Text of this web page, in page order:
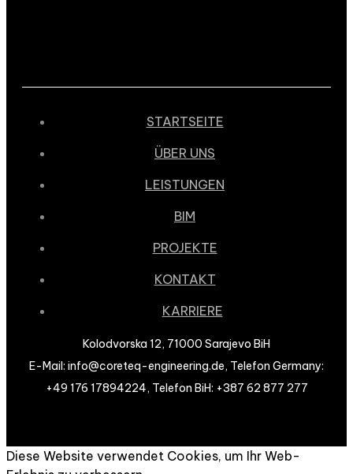
STARTSEITE
ÜBER UNS
LEISTUNGEN
BIM
PROJEKTE
KONTAKT
KARRIERE
Kolodvorska 12, 71000 Sarajevo BiH
E-Mail: info@coreteq-engineering.de, Telefon Germany:
+49 176 17894224, Telefon BiH: +387 62 877 277
Diese Website verwendet Cookies, um Ihr Web-